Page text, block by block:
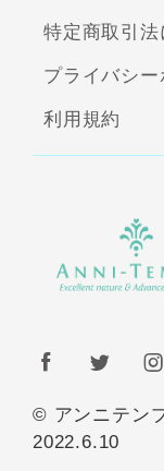
© アンニテン
2022.6.10
特定商取引
プライバシー
利用規約